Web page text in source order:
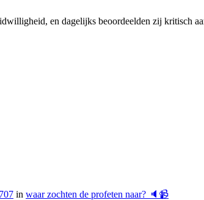
en dagelijks beoordeelden zij kritisch
in waar zochten de profeten naar? 🔈📹